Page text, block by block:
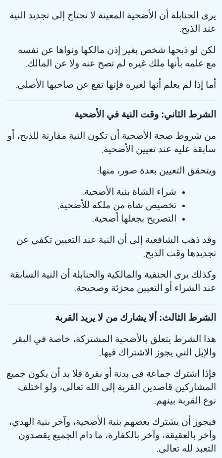
يرى الحنابلة أن الأضحية المعينة لا تحتاج إلى تجديد النية
عند الذبح.
لكن لو ذبحها شخص بغير إذن مالكها ونواها عن نفسه
مع علمه بأنها ملك غيره لم تصح عنه ولا عن المالك.
أما إذا لم يعلم أنها لغيره فإنها تقع عن صاحبها الأصلي.
الشرط الثاني: وقت النية في الأضحية
من شروط صحة الأضحية أن تكون النية مقارنة للذبح، أو
سابقة عليه عند تعيين الأضحية.
ويتحقق التعيين بعدة صور، منها:
شراء الشاة بنية الأضحية.
تخصيص شاة من ملكه للأضحية.
التصريح بجعلها أضحية.
وقد ذهب الشافعية إلى أن النية عند التعيين تكفي عن
تجديدها وقت الذبح.
وكذلك يرى الحنفية والمالكية والحنابلة أن النية السابقة
عند الشراء أو التعيين مجزئة وصحيحة.
الشرط الثالث: ألا يشارك من لا يريد القربة
هذا الشرط يتعلق بالأضحية المشتركة، خاصة في البقر
والإبل التي يجوز الاشتراك فيها.
فإذا اشترك جماعة في بدنة أو بقرة فلا بد أن يكون جميع
المشاركين قاصدين القربة إلى الله تعالى، ولو اختلف
نوع القربة بينهم.
فيجوز أن يشترك بعضهم بنية الأضحية، وآخر بنية الهدي،
وآخر بالعقيقة، وآخر بالكفارة، ما دام الجميع يقصدون
التعبد لله تعالى.